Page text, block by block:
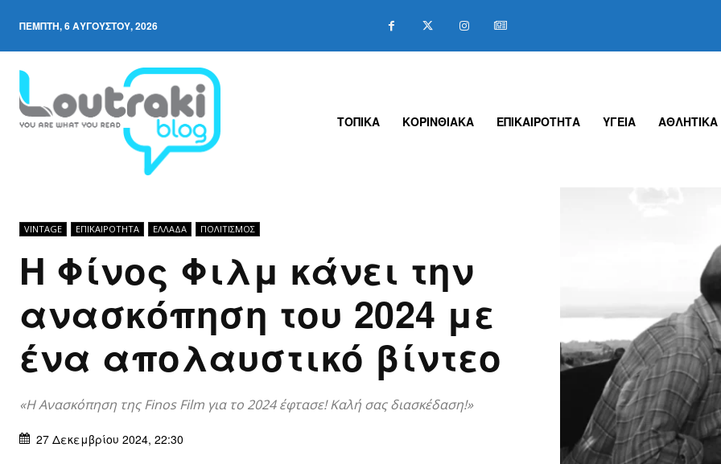
ΠΈΜΠΤΗ, 6 ΑΥΓΟΎΣΤΟΥ, 2026
ΤΟΠΙΚΑ ΚΟΡΙΝΘΙΑΚΑ ΕΠΙΚΑΙΡΟΤΗΤΑ ΥΓΕΙΑ ΑΘΛΗΤΙΚΑ
VINTAGE ΕΠΙΚΑΙΡΟΤΗΤΑ ΕΛΛΆΔΑ ΠΟΛΙΤΙΣΜΟΣ
H Φίνος Φιλμ κάνει την
ανασκόπηση του 2024 με
ένα απολαυστικό βίντεο
«Η Ανασκόπηση της Finos Film για το 2024 έφτασε! Καλή σας διασκέδαση!»
27 Δεκεμβρίου 2024, 22:30